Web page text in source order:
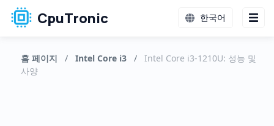
CpuTronic 한국어
홈 페이지 / Intel Core i3 /
Intel Core i3-1210U: 성능 및
사양